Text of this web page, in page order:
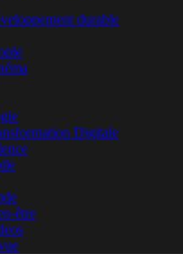
durable
Digitale
être